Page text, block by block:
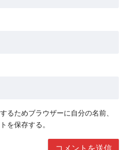
るためブラウザーに自分の名前、
を保存する。